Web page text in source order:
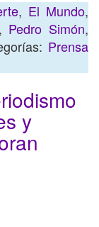
, El Mundo,
Pedro Simón,
Prensa
y